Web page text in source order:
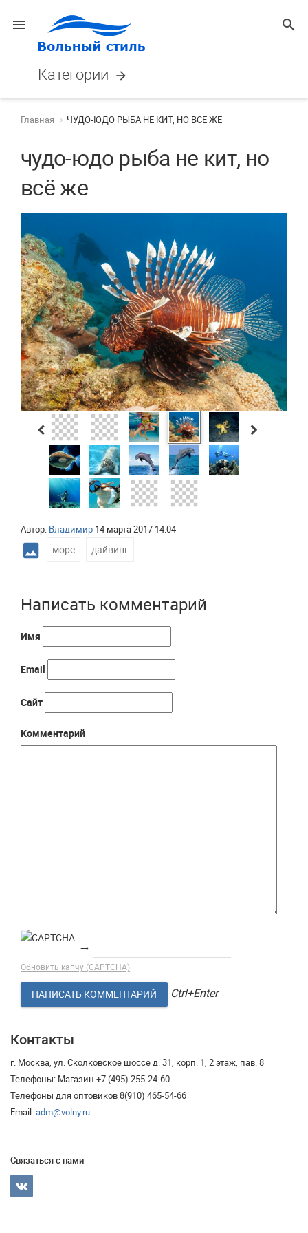
menu search
Категории arrow_forward
Главная ЧУДО-ЮДО РЫБА НЕ КИТ, НО ВСЁ ЖЕ
чудо-юдо рыба не кит, но
всё же
Автор: Владимир 14 марта 2017 14:04
photo море дайвинг
Написать комментарий
Имя
Email
Сайт
Комментарий
→
Обновить капчу (CAPTCHA)
Ctrl+Enter
Контакты
г. Москва, ул. Сколковское шоссе д. 31, корп. 1, 2 этаж, пав. 8
Телефоны: Магазин +7 (495) 255-24-60
Телефоны для оптовиков 8(910) 465-54-66
Email:adm@volny.ru
Связаться с нами